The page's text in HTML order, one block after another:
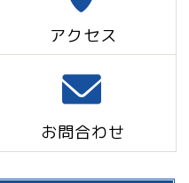
アクセス
お問合わせ